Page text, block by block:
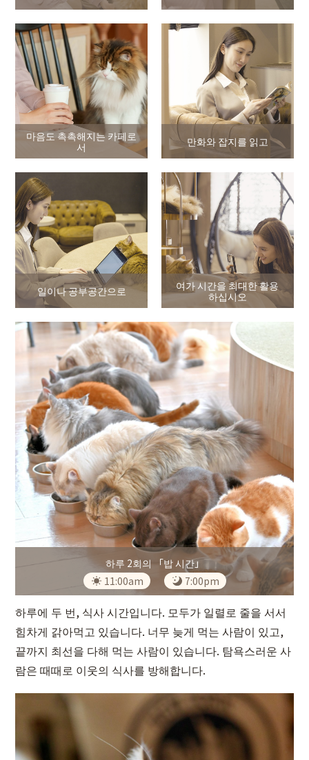
마음도 촉촉해지는 카페로
서
만화와 잡지를 읽고
일이나 공부공간으로
여가 시간을 최대한 활용
하십시오
하루 2회의 「밥 시간」
11:00am
7:00pm
하루에 두 번, 식사 시간입니다. 모두가 일렬로 줄을 서서
힘차게 갉아먹고 있습니다. 너무 늦게 먹는 사람이 있고,
끝까지 최선을 다해 먹는 사람이 있습니다. 탐욕스러운 사
람은 때때로 이웃의 식사를 방해합니다.